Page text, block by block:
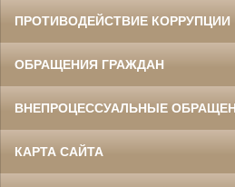
ПРОТИВОДЕЙСТВИЕ КОРРУПЦИИ
ОБРАЩЕНИЯ ГРАЖДАН
ВНЕПРОЦЕССУАЛЬНЫЕ
КАРТА САЙТА